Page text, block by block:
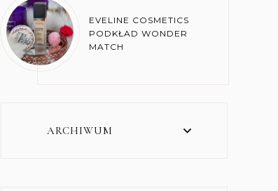
EVELINE COSMETICS
PODKŁAD WONDER
MATCH
ARCHIWUM